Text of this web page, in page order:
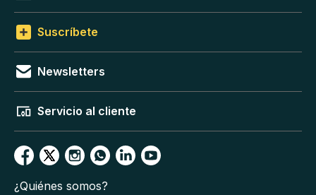
Suscríbete
Newsletters
Servicio al cliente
¿Quiénes somos?